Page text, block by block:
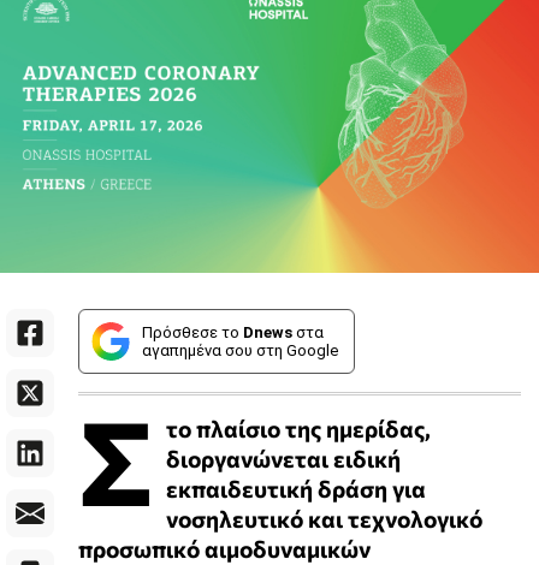
Πρόσθεσε το Dnews στα
αγαπημένα σου στη Google
Σ το πλαίσιο της ημερίδας,
διοργανώνεται ειδική
εκπαιδευτική δράση για
νοσηλευτικό και τεχνολογικό
προσωπικό αιμοδυναμικών